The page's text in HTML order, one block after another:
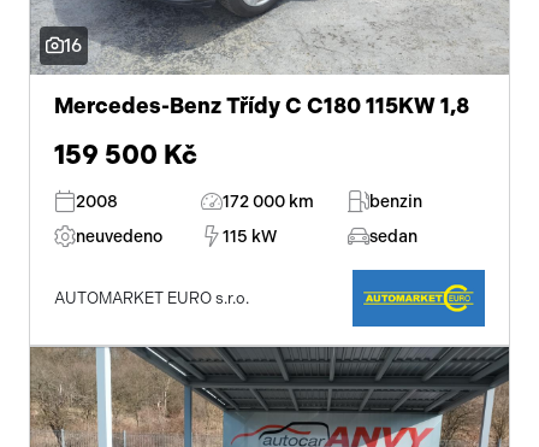
16
Mercedes-Benz Třídy C C180 115KW 1,8
159 500 Kč
2008 172 000 km
benzin
neuvedeno
115 kW sedan
AUTOMARKET EURO s.r.o.